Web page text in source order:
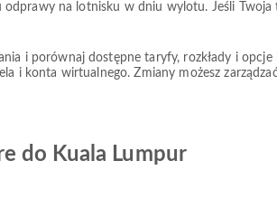
na lotnisku w dniu wylotu. Jeśli
i porównaj dostępne taryfy, rozkłady i
i konta wirtualnego. Zmiany możesz
do Kuala Lumpur